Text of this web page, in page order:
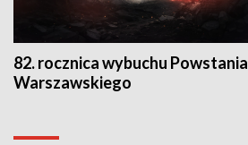
82. rocznica wybuchu Powstania
Warszawskiego